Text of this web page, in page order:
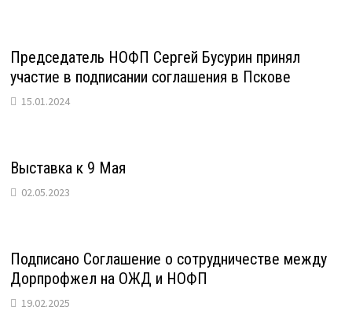
Председатель НОФП Сергей Бусурин принял
участие в подписании соглашения в Пскове
15.01.2024
Выставка к 9 Мая
02.05.2023
Подписано Соглашение о сотрудничестве между
Дорпрофжел на ОЖД и НОФП
19.02.2025